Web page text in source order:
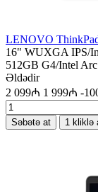
LENOVO
16" WUXGA IPS/
512GB G4/Intel
Əldədir
2 099₼ 1 999₼ -
Səbətə at 1 kliklə